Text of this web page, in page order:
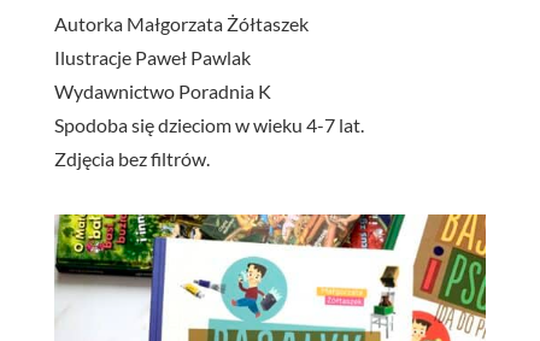
Autorka Małgorzata Żółtaszek
Ilustracje Paweł Pawlak
Wydawnictwo Poradnia K
Spodoba się dzieciom w wieku 4-7 lat.
Zdjęcia bez filtrów.